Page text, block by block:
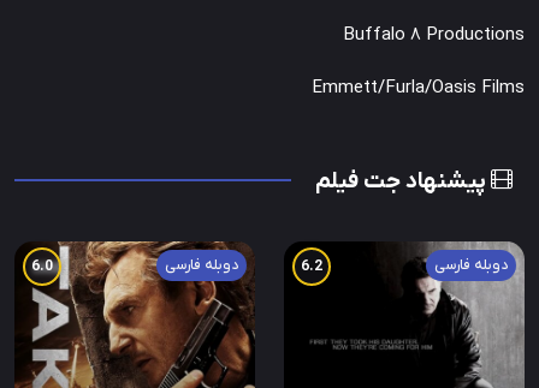
Buffalo 8 Productions
Emmett/Furla/Oasis Films
پیشنهاد جت فیلم
دوبله فارسی 6.2 دوبله فارسی 6.0